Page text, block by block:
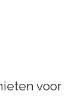
voor